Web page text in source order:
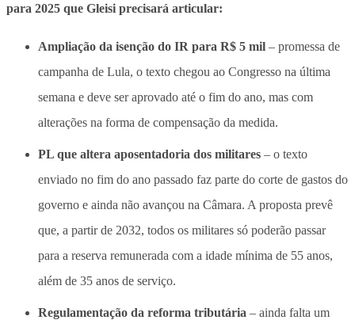
para 2025 que Gleisi precisará articular:
Ampliação da isenção do IR para R$ 5 mil – promessa de
campanha de Lula, o texto chegou ao Congresso na última
semana e deve ser aprovado até o fim do ano, mas com
alterações na forma de compensação da medida.
PL que altera aposentadoria dos militares – o texto
enviado no fim do ano passado faz parte do corte de gastos do
governo e ainda não avançou na Câmara. A proposta prevê
que, a partir de 2032, todos os militares só poderão passar
para a reserva remunerada com a idade mínima de 55 anos,
além de 35 anos de serviço.
Regulamentação da reforma tributária – ainda falta um